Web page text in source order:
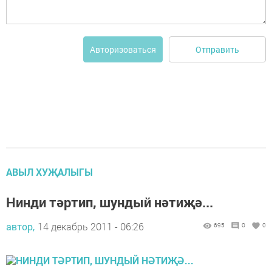
Авторизоваться Отправить
АВЫЛ ХУҖАЛЫГЫ
Нинди тәртип, шундый нәтиҗә...
автор, 14 декабрь 2011 - 06:26 695 0 0